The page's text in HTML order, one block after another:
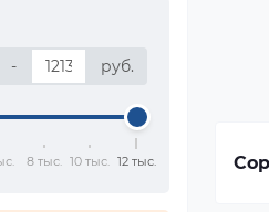
- руб.
8 тыс. 10 тыс. 12 тыс.